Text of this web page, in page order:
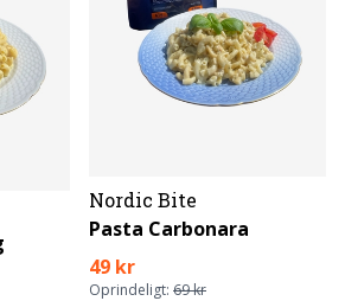
Nordic Bite
Pasta Carbonara
49 kr
Oprindeligt: 69 kr